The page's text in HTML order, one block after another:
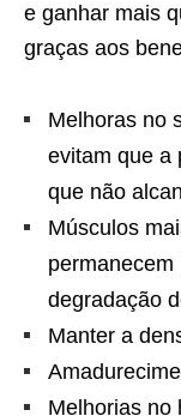
e ganhar mais
graças aos
Melhoras no
evitam que a
que não
Músculos
degradação
Manter a
Melhorias no